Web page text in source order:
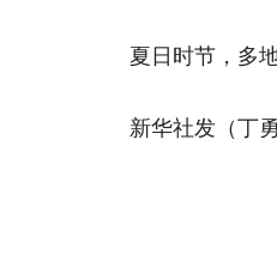
夏日时节，多地
新华社发（丁勇